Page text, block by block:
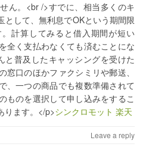
ん。<br />すでに、相当多くのキ
として、無利息でOKという期間限
計算してみると借入期間が短い
全く支払わなくても済むことにな
と普及したキャッシングを受けた
窓口のほかファクシミリや郵送、
、一つの商品でも複数準備されて
ものを選択して申し込みをするこ
ります。</p>シンクロモット 楽天
Leave a reply